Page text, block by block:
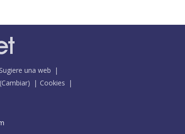
Sugiere una web
(Cambiar)
Cookies